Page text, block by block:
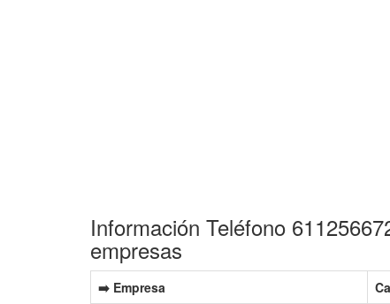
Información Teléfono
empresas
➡️ Empresa